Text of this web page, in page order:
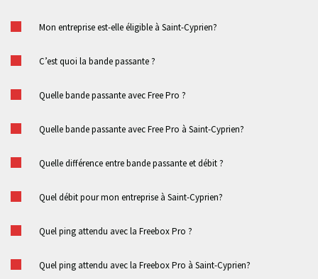
Mon entreprise est-elle éligible à Saint-Cyprien?
C’est quoi la bande passante ?
Quelle bande passante avec Free Pro ?
Quelle bande passante avec Free Pro à Saint-Cyprien?
Quelle différence entre bande passante et débit ?
Quel débit pour mon entreprise à Saint-Cyprien?
Quel ping attendu avec la Freebox Pro ?
Quel ping attendu avec la Freebox Pro à Saint-Cyprien?